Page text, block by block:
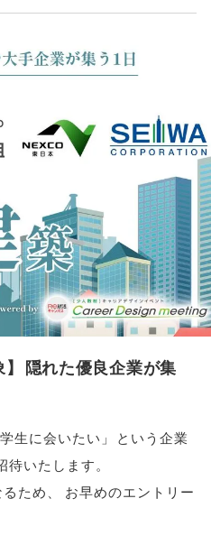
】 隠れた優良企業が集
生に会いたい 」
という企業
待いたします。
ため
お早めのエントリー